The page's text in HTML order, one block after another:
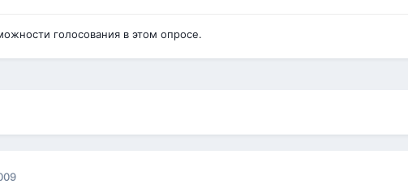
голосования в этом опросе.